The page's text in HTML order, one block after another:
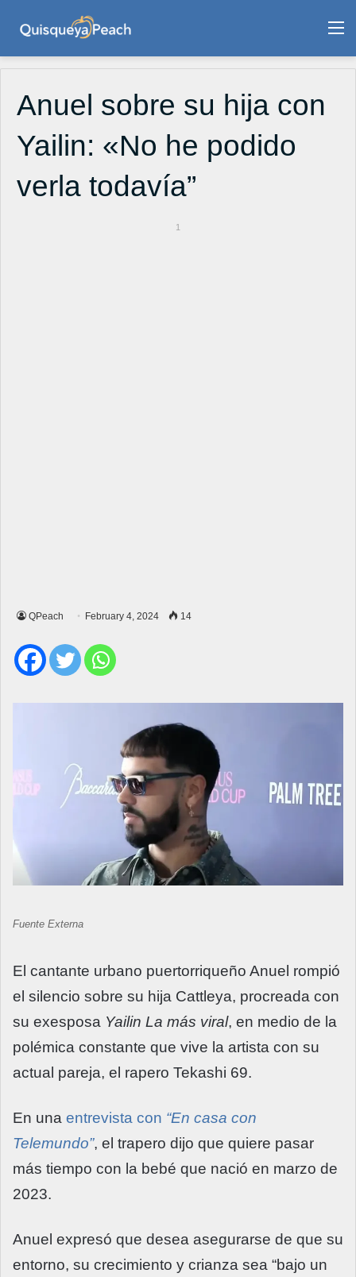
Anuel sobre su hija con
Yailin: «No he podido
verla todavía”
1
QPeach February 4, 2024 14
Fuente Externa
El cantante urbano puertorriqueño Anuel rompió
el silencio sobre su hija Cattleya, procreada con
su exesposa Yailin La más viral, en medio de la
polémica constante que vive la artista con su
actual pareja, el rapero Tekashi 69.
En una entrevista con “En casa con
Telemundo”, el trapero dijo que quiere pasar
más tiempo con la bebé que nació en marzo de
2023.
Anuel expresó que desea asegurarse de que su
entorno, su crecimiento y crianza sea “bajo un